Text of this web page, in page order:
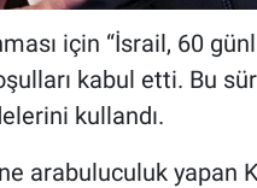
için “İsrail, 60
kabul etti. Bu
kullandı.
arabuluculuk yapan